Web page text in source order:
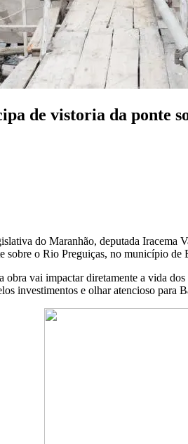
de vistoria da ponte
do Maranhão, deputada Iracema
sobre o Rio Preguiças, no município
vai impactar diretamente a vida
investimentos e olhar atencioso para